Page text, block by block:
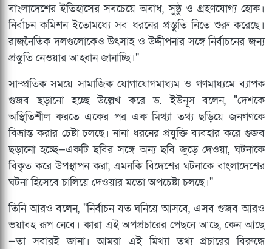
বাংলাদেশের ইতিহাসের সবচেয়ে অবাধ, সুষ্ঠু ও গ্রহণযোগ্য হোক।
নির্বাচন কমিশন ইতোমধ্যে সব ধরনের প্রস্তুতি নিতে শুরু করেছে।
রাজনৈতিক দলগুলোকেও উৎসাহ ও উদ্দীপনার সঙ্গে নির্বাচনের জন্য
প্রস্তুতি নেওয়ার আহ্বান জানাচ্ছি।"
সাম্প্রতিক সময়ে সামাজিক যোগাযোগমাধ্যম ও গণমাধ্যমে ব্যাপক
গুজব ছড়ানো হচ্ছে উল্লেখ করে ড. ইউনূস বলেন, "দেশকে
অস্থিতিশীল করতে একের পর এক মিথ্যা তথ্য ছড়িয়ে জনগণকে
বিভ্রান্ত করার চেষ্টা চলছে। নানা ধরনের প্রযুক্তি ব্যবহার করে গুজব
ছড়ানো হচ্ছে—একটি ছবির সঙ্গে অন্য ছবি জুড়ে দেওয়া, ঘটনাকে
বিকৃত করে উপস্থাপন করা, এমনকি বিদেশের ঘটনাকে বাংলাদেশের
ঘটনা হিসেবে চালিয়ে দেওয়ার মতো অপচেষ্টা চলছে।"
তিনি আরও বলেন, "নির্বাচন যত ঘনিয়ে আসবে, এসব গুজব আরও
ভয়াবহ রূপ নেবে। কারা এই অপপ্রচারের পেছনে আছে, কেন আছে
—তা সবারই জানা। আমরা এই মিথ্যা তথ্য প্রচারের বিরুদ্ধে